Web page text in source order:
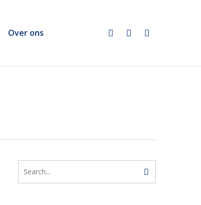
Over ons twitterlinkedin
email